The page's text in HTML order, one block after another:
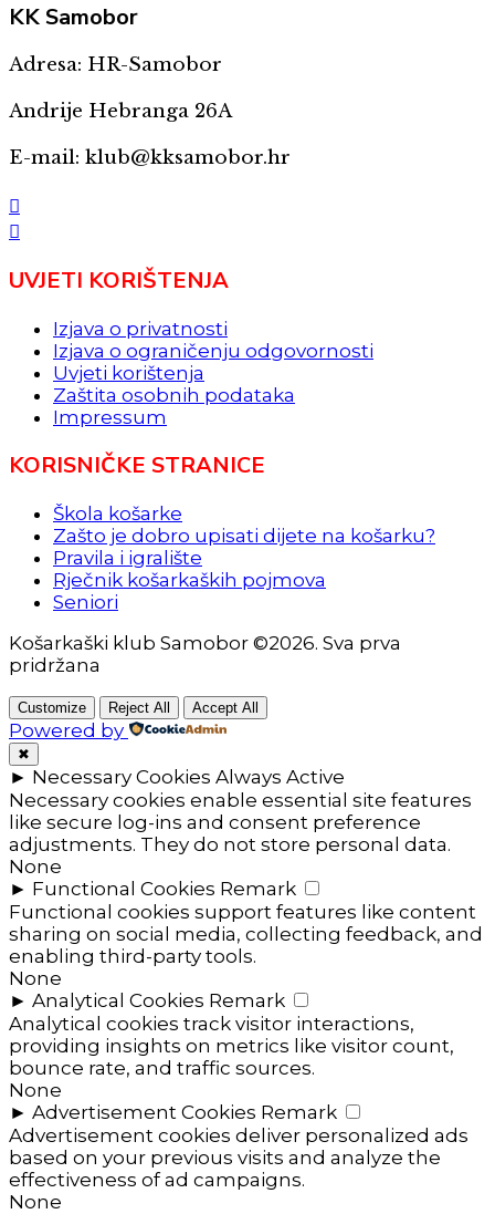
KKSamobor
Adresa: HR-Samobor
Andrije Hebranga 26A
E-mail: klub@kksamobor.hr
UVJETI KORIŠTENJA
Izjava o privatnosti
Izjava o ograničenju odgovornosti
Uvjeti korištenja
Zaštita osobnih podataka
Impressum
KORISNIČKE STRANICE
Škola košarke
Zašto je dobro upisati dijete na košarku?
Pravila i igralište
Rječnik košarkaških pojmova
Seniori
Košarkaški klub Samobor ©2026. Sva prva
pridržana
Customize Reject All Accept All
Powered by
✖
► Necessary Cookies Always Active
Necessary cookies enable essential site features
like secure log-ins and consent preference
adjustments. They do not store personal data.
None
► Functional Cookies Remark
Functional cookies support features like content
sharing on social media, collecting feedback, and
enabling third-party tools.
None
► Analytical Cookies Remark
Analytical cookies track visitor interactions,
providing insights on metrics like visitor count,
bounce rate, and traffic sources.
None
► Advertisement Cookies Remark
Advertisement cookies deliver personalized ads
based on your previous visits and analyze the
effectiveness of ad campaigns.
None